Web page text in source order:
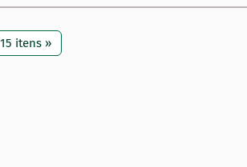
itens »